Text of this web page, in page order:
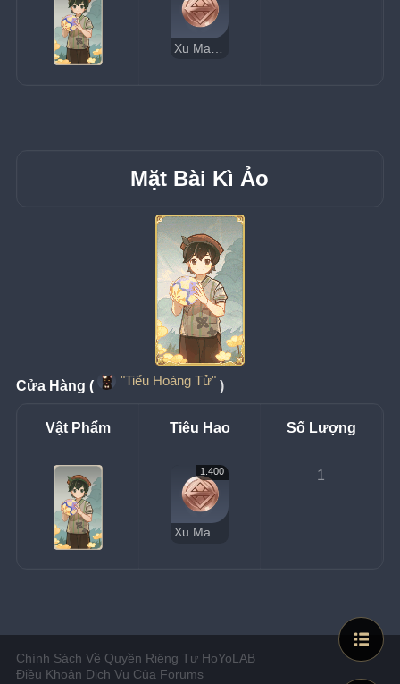
Mặt Bài Kì Ảo
Cửa Hàng ( "Tiểu Hoàng Tử" )
Vật Phẩm Tiêu Hao Số Lượng
1.400
Xu May Mắn
1
Chính Sách Về Quyền Riêng Tư HoYoLAB
Điều Khoản Dịch Vụ Của Forums